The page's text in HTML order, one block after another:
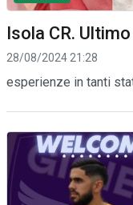
Isola CR.
28/08/2024 21:28
esperienze in tanti